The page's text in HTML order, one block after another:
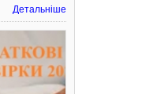
Детальніше